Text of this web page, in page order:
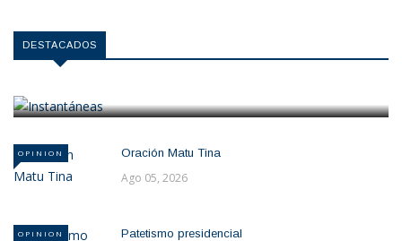
DESTACADOS
Instantáneas
OPINION Oración Matu Tina
Ago 05, 2026
OPINION Patetismo presidencial